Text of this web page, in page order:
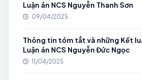
Luận án NCS Nguyễn Thanh Sơn
09/04/2025
Thông tin tóm tắt và những Kết
Luận án NCS Nguyễn Đức Ngọc
11/04/2025